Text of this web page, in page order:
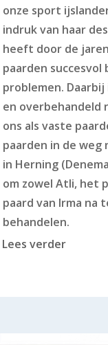
onze sport
indruk van haar
heeft door de
paarden
problemen.
en overbehandeld
ons als vaste
paarden in de weg
in Herning
om zowel Atli, het
paard van Irma na
behandelen.
Lees verder